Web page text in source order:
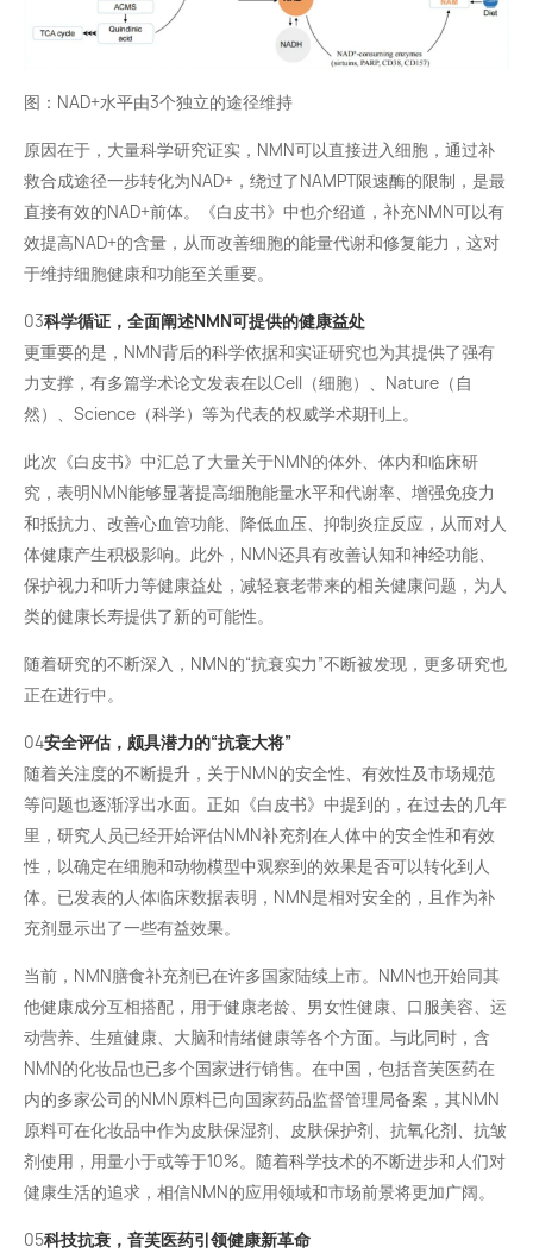
图：NAD+水平由3个独立的途径维持
原因在于，大量科学研究证实，NMN可以直接进入细胞，通过补
救合成途径一步转化为NAD+，绕过了NAMPT限速酶的限制，是最
直接有效的NAD+前体。《白皮书》中也介绍道，补充NMN可以有
效提高NAD+的含量，从而改善细胞的能量代谢和修复能力，这对
于维持细胞健康和功能至关重要。
03科学循证，全面阐述NMN可提供的健康益处
更重要的是，NMN背后的科学依据和实证研究也为其提供了强有
力支撑，有多篇学术论文发表在以Cell（细胞）、Nature（自
然）、Science（科学）等为代表的权威学术期刊上。
此次《白皮书》中汇总了大量关于NMN的体外、体内和临床研
究，表明NMN能够显著提高细胞能量水平和代谢率、增强免疫力
和抵抗力、改善心血管功能、降低血压、抑制炎症反应，从而对人
体健康产生积极影响。此外，NMN还具有改善认知和神经功能、
保护视力和听力等健康益处，减轻衰老带来的相关健康问题，为人
类的健康长寿提供了新的可能性。
随着研究的不断深入，NMN的“抗衰实力”不断被发现，更多研究也
正在进行中。
04安全评估，颇具潜力的“抗衰大将”
随着关注度的不断提升，关于NMN的安全性、有效性及市场规范
等问题也逐渐浮出水面。正如《白皮书》中提到的，在过去的几年
里，研究人员已经开始评估NMN补充剂在人体中的安全性和有效
性，以确定在细胞和动物模型中观察到的效果是否可以转化到人
体。已发表的人体临床数据表明，NMN是相对安全的，且作为补
充剂显示出了一些有益效果。
当前，NMN膳食补充剂已在许多国家陆续上市。NMN也开始同其
他健康成分互相搭配，用于健康老龄、男女性健康、口服美容、运
动营养、生殖健康、大脑和情绪健康等各个方面。与此同时，含
NMN的化妆品也已多个国家进行销售。在中国，包括音芙医药在
内的多家公司的NMN原料已向国家药品监督管理局备案，其NMN
原料可在化妆品中作为皮肤保湿剂、皮肤保护剂、 抗氧化剂、抗皱
剂使用，用量小于或等于10%。随着科学技术的不断进步和人们对
健康生活的追求，相信NMN的应用领域和市场前景将更加广阔。
05科技抗衰，音芙医药引领健康新革命